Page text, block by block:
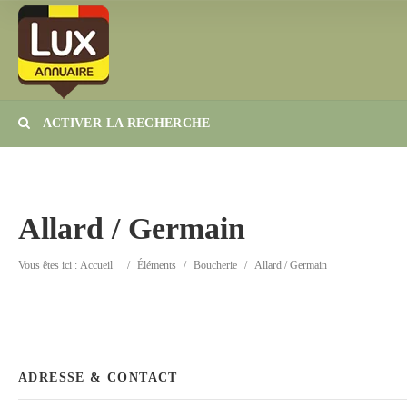
ACTIVER LA RECHERCHE
Catégorie
Allard / Germain
Vous êtes ici : Accueil / Éléments / Boucherie / Allard / Germain
ADRESSE & CONTACT